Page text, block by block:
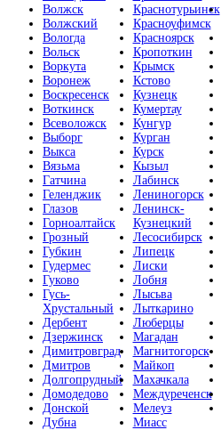
Волжск
Волжский
Вологда
Вольск
Воркута
Воронеж
Воскресенск
Воткинск
Всеволожск
Выборг
Выкса
Вязьма
Гатчина
Геленджик
Глазов
Горноалтайск
Грозный
Губкин
Гудермес
Гуково
Гусь-
Хрустальный
Дербент
Дзержинск
Димитровград
Дмитров
Долгопрудный
Домодедово
Донской
Дубна
Краснотурьинск
Красноуфимск
Красноярск
Кропоткин
Крымск
Кстово
Кузнецк
Кумертау
Кунгур
Курган
Курск
Кызыл
Лабинск
Лениногорск
Ленинск-
Кузнецкий
Лесосибирск
Липецк
Лиски
Лобня
Лысьва
Лыткарино
Люберцы
Магадан
Магнитогорск
Майкоп
Махачкала
Междуреченск
Мелеуз
Миасс